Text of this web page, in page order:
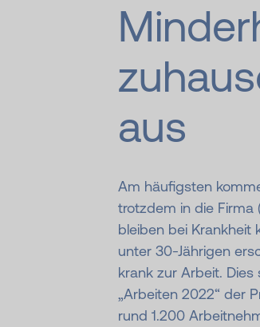
aus
Am häufigsten
trotzdem in die Firma
bleiben bei Krankheit
unter 30-Jährigen
krank zur Arbeit.
„Arbeiten 2022“ der
rund 1.200